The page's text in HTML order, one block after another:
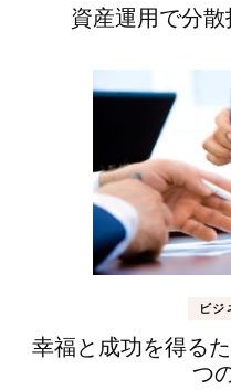
資産運用で分
ビジ
幸福と成功を得る
つ